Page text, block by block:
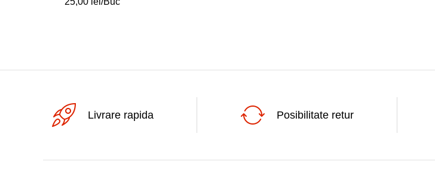
Livrare rapida Posibilitate retur